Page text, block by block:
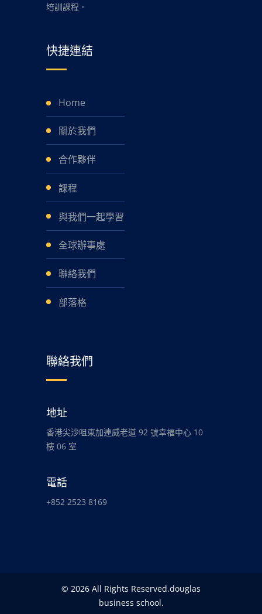
培訓課程。
快捷連結
Home
關於我們
合作夥伴
課程
與我們一起學習
全球辦事處
聯絡我們
部落格
聯絡我們
地址
香港尖沙咀東加連威老道 92 號幸福中心 10
樓 06 室
電話
+852 2523 8169
© 2026 All Rights Reserved.douglas
business school.